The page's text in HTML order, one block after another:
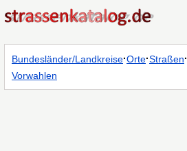
Bundesländer/Landkreise·Orte·Straßen·
Vorwahlen